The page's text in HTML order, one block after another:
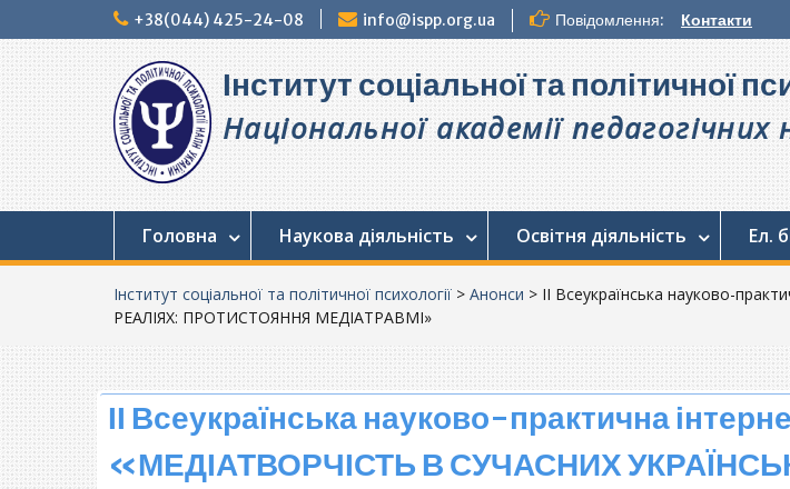
до
+38(044) 425-24-08 info@ispp.org.ua Повідомлення: Контакти
Інститут соціальної та політичної
Національної академії педагогічних
Головна Наукова діяльність Освітня діяльність Ел.
Інститут соціальної та політичної психології > Анонси > ІІ Всеукраїнська науково-
РЕАЛІЯХ: ПРОТИСТОЯННЯ МЕДІАТРАВМІ»
ІІ Всеукраїнська науково-практична
«МЕДІАТВОРЧІСТЬ В СУЧАСНИХ